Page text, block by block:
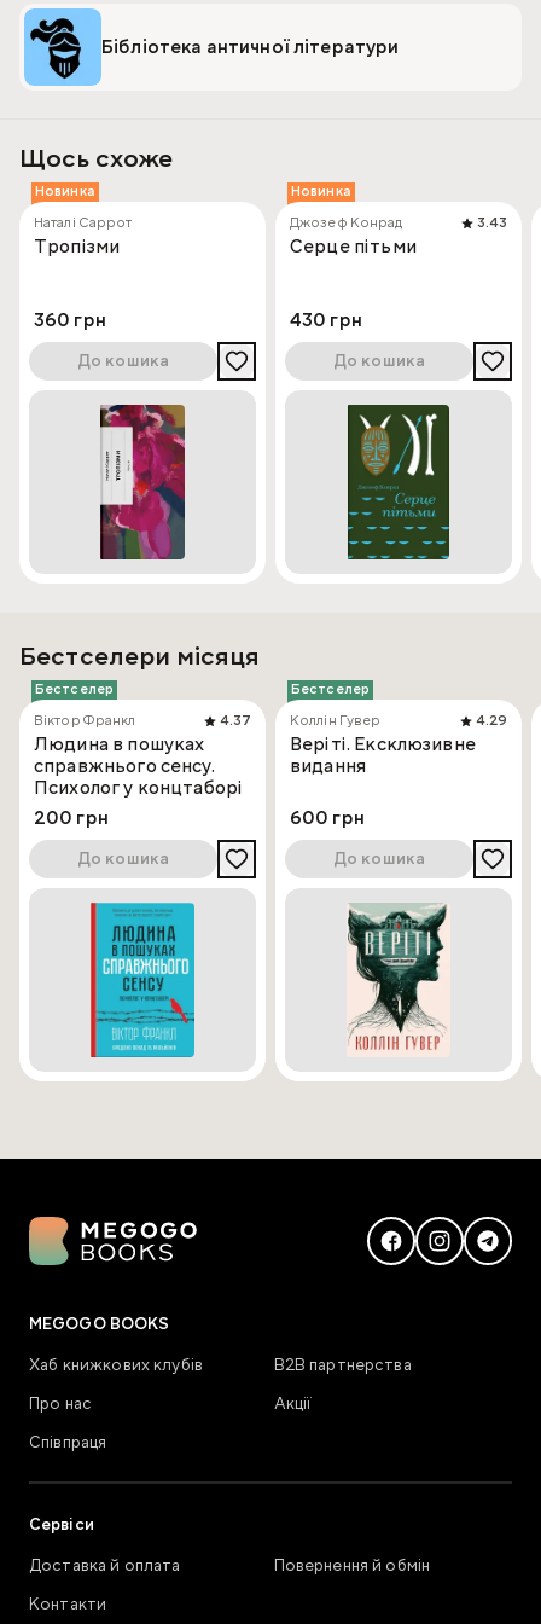
Бібліотека античної літератури
Щось схоже
Новинка
Наталі Саррот
Тропізми
360 грн
До кошика
Новинка
Джозеф Конрад
3.43
Серце пітьми
430 грн
До кошика
Бестселери місяця
Бестселер
Віктор Франкл
4.37
Людина в пошуках
справжнього сенсу.
Психолог у концтаборі
200 грн
До кошика
Бестселер
Коллін Гувер
4.29
Веріті. Ексклюзивне
видання
600 грн
До кошика
MEGOGO BOOKS
Хаб книжкових клубів
В2В партнерства
Про нас
Акції
Співпраця
Сервіси
Доставка й оплата
Повернення й обмін
Контакти